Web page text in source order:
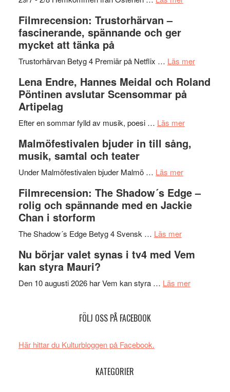
Scully
och
lättsam
2026
I
Delvis
genrens
terräng
Filmrecension: Trustorhärvan –
fascinerande, spännande och ger
mycket att tänka på
Trustorhärvan Betyg 4 Premiär på Netflix … Läs merom
på
Lena Endre, Hannes Meidal och Roland
Pöntinen avslutar Scensommar på
Artipelag
Efter en sommar fylld av musik, poesi … Läs merom
Endre,
Roland
Pöntinen
Artipelag
Malmöfestivalen bjuder in till sång,
musik, samtal och teater
Under Malmöfestivalen bjuder Malmö … Läs merom
bjuder
in
samtal
teater
Filmrecension: The Shadow´s Edge –
rolig och spännande med en Jackie
Chan i storform
The Shadow´s Edge Betyg 4 Svensk … Läs merom
The
´s
Nu börjar valet synas i tv4 med Vem
kan styra Mauri?
Den 10 augusti 2026 har Vem kan styra … Läs merom
FÖLJ OSS PÅ FACEBOOK
Här hittar du Kulturbloggen på Facebook.
KATEGORIER